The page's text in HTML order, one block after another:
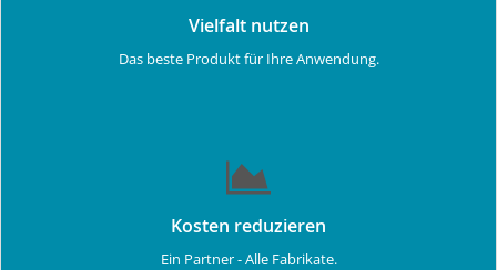
Vielfalt nutzen
Das beste Produkt für Ihre Anwendung.
Kosten reduzieren
Ein Partner - Alle Fabrikate.